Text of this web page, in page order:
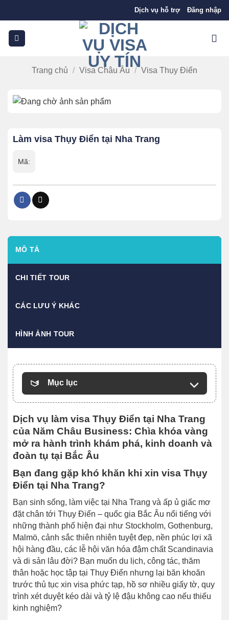
qua
nội
dung
Dịch vụ hỗ trợ Đăng nhập
Trang chủ / Visa Châu Âu / Visa Thụy Điển
Làm visa Thụy Điển tại Nha Trang
Mã:
MÔ TẢ
CHI TIẾT TOUR
CÁC LƯU Ý KHÁC
HÌNH ẢNH TOUR
Mục lục
Dịch vụ làm visa Thụy Điển tại Nha Trang
của Năm Châu Business: Chìa khóa vàng
mở ra hành trình khám phá, kinh doanh và
đoàn tụ tại Bắc Âu
Bạn đang gặp khó khăn khi xin visa Thụy
Điển tại Nha Trang?
Bạn sinh sống, làm việc tại Nha Trang và ấp ủ giấc mơ
đặt chân tới Thụy Điển – quốc gia Bắc Âu nổi tiếng với
những thành phố hiện đại như Stockholm, Gothenburg,
Malmö, cảnh sắc thiên nhiên tuyệt đẹp, nền phúc lợi xã
hội hàng đầu, các lễ hội văn hóa đậm chất Scandinavia
và di sản lâu đời? Bạn muốn du lịch, công tác, thăm
thân hoặc học tập tại Thụy Điển nhưng lại băn khoăn
trước thủ tục xin visa phức tạp, hồ sơ nhiều giấy tờ, quy
trình xét duyệt kéo dài và tỷ lệ đậu không cao nếu thiếu
kinh nghiệm?